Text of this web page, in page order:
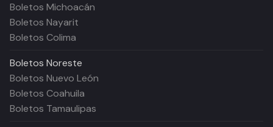
Boletos Michoacán
Boletos Nayarit
Boletos Colima
Boletos Noreste
Boletos Nuevo León
Boletos Coahuila
Boletos Tamaulipas